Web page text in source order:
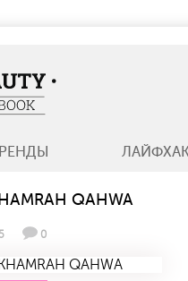
BeautyDayBook
QAHWA
0